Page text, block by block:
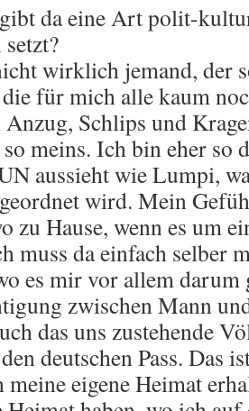
da eine Art polit-
wirklich jemand, der
für mich alle kaum
Schlips und
meins. Ich bin eher so
aussieht wie Lumpi,
wird. Mein
zu Hause, wenn es um
muss da einfach selber
es mir vor allem darum
zwischen Mann
das uns zustehende
deutschen Pass. Das
meine eigene Heimat